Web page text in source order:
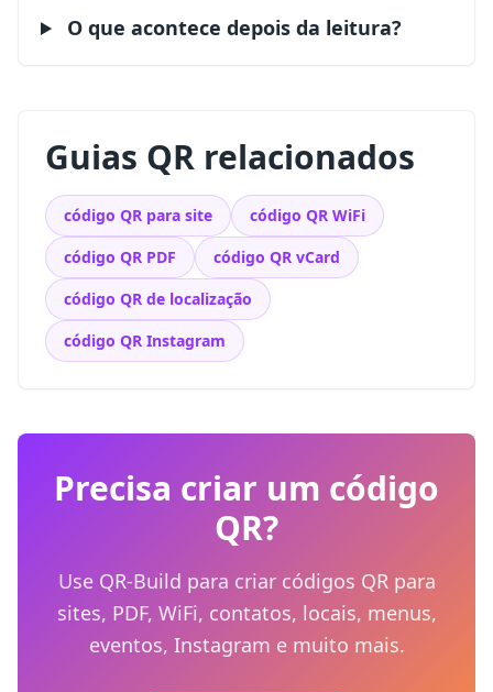
O que acontece depois da leitura?
Guias QR relacionados
código QR para site
código QR WiFi
código QR PDF
código QR vCard
código QR de localização
código QR Instagram
Precisa criar um código
QR?
Use QR-Build para criar códigos QR para
sites, PDF, WiFi, contatos, locais, menus,
eventos, Instagram e muito mais.